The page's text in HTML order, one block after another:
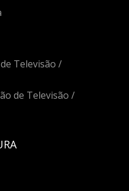
Televisão /
de Televisão /